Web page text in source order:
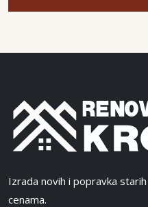
Izrada novih i popravka
cenama.